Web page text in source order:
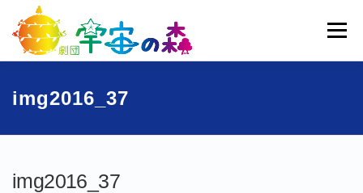
ッ
メニュー
ホーム 宇宙の森とは
img2016_37
img2016_37